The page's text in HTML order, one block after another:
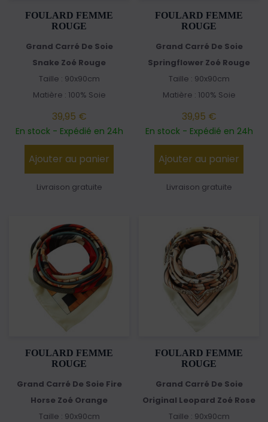
FOULARD FEMME
ROUGE
Grand Carré De Soie
Snake Zoé Rouge
Taille : 90x90cm
Matière : 100% Soie
39,95 €
En stock - Expédié en 24h
Ajouter au panier
Livraison gratuite
FOULARD FEMME
ROUGE
Grand Carré De Soie
Springflower Zoé Rouge
Taille : 90x90cm
Matière : 100% Soie
39,95 €
En stock - Expédié en 24h
Ajouter au panier
Livraison gratuite
FOULARD FEMME
ROUGE
Grand Carré De Soie Fire
Horse Zoé Orange
Taille : 90x90cm
FOULARD FEMME
ROUGE
Grand Carré De Soie
Original Leopard Zoé Rose
Taille : 90x90cm